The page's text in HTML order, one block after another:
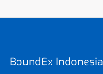
BoundEx Indonesia